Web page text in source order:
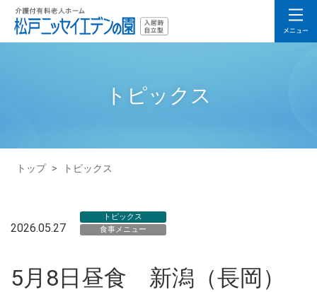
トピックス
トップ > トピックス
2026.05.27
トピックス
食事メニュー
5月8日昼食 新潟（長岡）